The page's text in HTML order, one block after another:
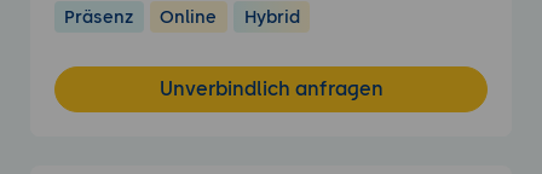
Präsenz Online Hybrid
Unverbindlich anfragen